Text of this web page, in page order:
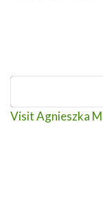
Visit Agnieszka